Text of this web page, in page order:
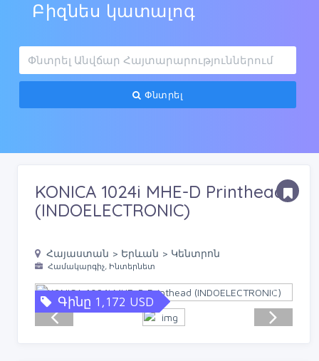
Բիզնես կատալոգ
Փնտրել
KONICA 1024i MHE-D Printhead
(INDOELECTRONIC)
Հայաստան > Երևան > Կենտրոն
Համակարգիչ, Ինտերնետ
Գինը 1,172 USD